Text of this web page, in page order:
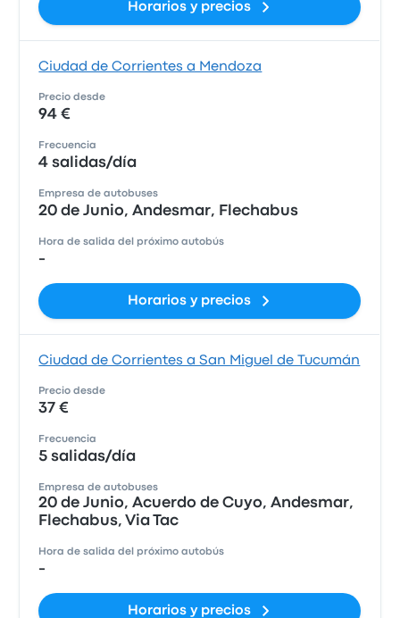
Horarios y precios
Ciudad de Corrientes a Mendoza
Precio desde
94 €
Frecuencia
4 salidas/día
Empresa de autobuses
20 de Junio, Andesmar, Flechabus
Hora de salida del próximo autobús
-
Horarios y precios
Ciudad de Corrientes a San Miguel de Tucumán
Precio desde
37 €
Frecuencia
5 salidas/día
Empresa de autobuses
20 de Junio, Acuerdo de Cuyo, Andesmar,
Flechabus, Via Tac
Hora de salida del próximo autobús
-
Horarios y precios